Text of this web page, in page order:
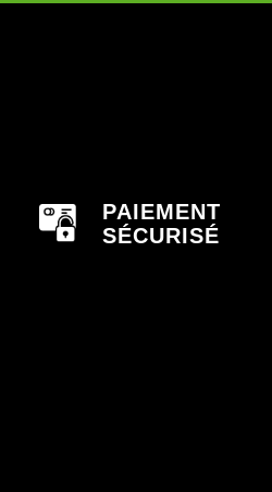
PAIEMENT
SÉCURISÉ